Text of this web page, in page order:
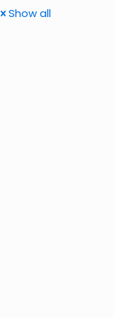
Show all